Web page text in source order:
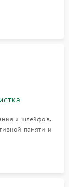
для
разбора.
и шлейфов.
памяти и
от пыли